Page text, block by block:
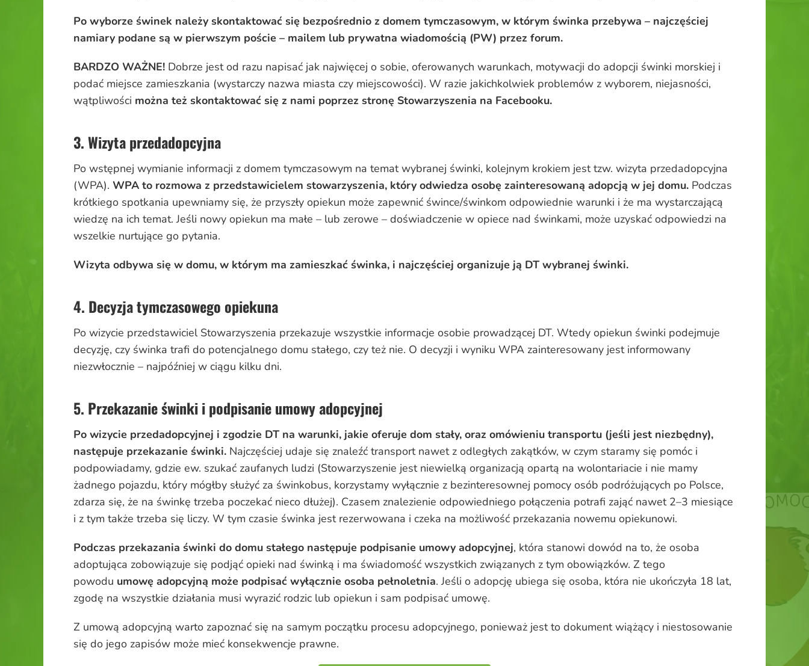
Po wyborze świnek należy skontaktować się bezpośrednio z domem tymczasowym, w którym świnka przebywa – najczęściej
namiary podane są w pierwszym poście – mailem lub prywatna wiadomością (PW) przez forum.
BARDZO WAŻNE! Dobrze jest od razu napisać jak najwięcej o sobie, oferowanych warunkach, motywacji do adopcji świnki morskiej i
podać miejsce zamieszkania (wystarczy nazwa miasta czy miejscowości). W razie jakichkolwiek problemów z wyborem, niejasności,
wątpliwości można też skontaktować się z nami poprzez stronę Stowarzyszenia na Facebooku.
3. Wizyta przedadopcyjna
Po wstępnej wymianie informacji z domem tymczasowym na temat wybranej świnki, kolejnym krokiem jest tzw. wizyta przedadopcyjna
(WPA). WPA to rozmowa z przedstawicielem stowarzyszenia, który odwiedza osobę zainteresowaną adopcją w jej domu. Podczas
krótkiego spotkania upewniamy się, że przyszły opiekun może zapewnić śwince/świnkom odpowiednie warunki i że ma wystarczającą
wiedzę na ich temat. Jeśli nowy opiekun ma małe – lub zerowe – doświadczenie w opiece nad świnkami, może uzyskać odpowiedzi na
wszelkie nurtujące go pytania.
Wizyta odbywa się w domu, w którym ma zamieszkać świnka, i najczęściej organizuje ją DT wybranej świnki.
4. Decyzja tymczasowego opiekuna
Po wizycie przedstawiciel Stowarzyszenia przekazuje wszystkie informacje osobie prowadzącej DT. Wtedy opiekun świnki podejmuje
decyzję, czy świnka trafi do potencjalnego domu stałego, czy też nie. O decyzji i wyniku WPA zainteresowany jest informowany
niezwłocznie – najpóźniej w ciągu kilku dni.
5. Przekazanie świnki i podpisanie umowy adopcyjnej
Po wizycie przedadopcyjnej i zgodzie DT na warunki, jakie oferuje dom stały, oraz omówieniu transportu (jeśli jest niezbędny),
następuje przekazanie świnki. Najczęściej udaje się znaleźć transport nawet z odległych zakątków, w czym staramy się pomóc i
podpowiadamy, gdzie ew. szukać zaufanych ludzi (Stowarzyszenie jest niewielką organizacją opartą na wolontariacie i nie mamy
żadnego pojazdu, który mógłby służyć za świnkobus, korzystamy wyłącznie z bezinteresownej pomocy osób podróżujących po Polsce,
zdarza się, że na świnkę trzeba poczekać nieco dłużej). Czasem znalezienie odpowiedniego połączenia potrafi zająć nawet 2–3 miesiące
i z tym także trzeba się liczy. W tym czasie świnka jest rezerwowana i czeka na możliwość przekazania nowemu opiekunowi.
Podczas przekazania świnki do domu stałego następuje podpisanie umowy adopcyjnej, która stanowi dowód na to, że osoba
adoptująca zobowiązuje się podjąć opieki nad świnką i ma świadomość wszystkich związanych z tym obowiązków. Z tego
powodu umowę adopcyjną może podpisać wyłącznie osoba pełnoletnia. Jeśli o adopcję ubiega się osoba, która nie ukończyła 18 lat,
zgodę na wszystkie działania musi wyrazić rodzic lub opiekun i sam podpisać umowę.
Z umową adopcyjną warto zapoznać się na samym początku procesu adopcyjnego, ponieważ jest to dokument wiążący i niestosowanie
się do jego zapisów może mieć konsekwencje prawne.